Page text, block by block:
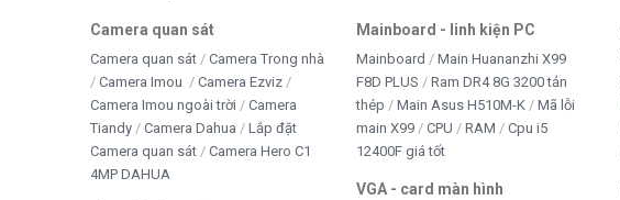
Camera quan sát
Camera quan sát
Camera Trong nhà
Camera Imou
Camera Ezviz
Camera Imou ngoài trời
Camera
Tiandy
Camera Dahua
Lắp đặt
Camera quan sát
Camera Hero C1
4MP DAHUA
Mainboard - linh kiện PC
Mainboard
Main Huananzhi X99
F8D PLUS
Ram DR4 8G 3200 tản
thép
Main Asus H510M-K
Mã lỗi
main X99
CPU RAM
Cpu i5
12400F giá tốt
VGA - card màn hình